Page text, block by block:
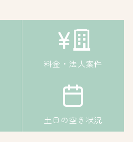
料金・法人案件
土日の空き状況